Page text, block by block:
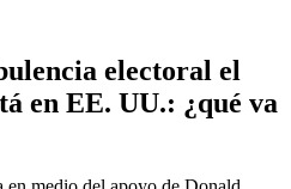
electoral el
en EE. UU.: ¿qué va